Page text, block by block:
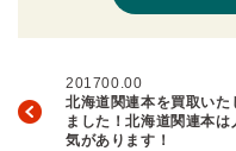
201700.00
北海道関連本を買取いた
ました！北海道関連本は
気があります！